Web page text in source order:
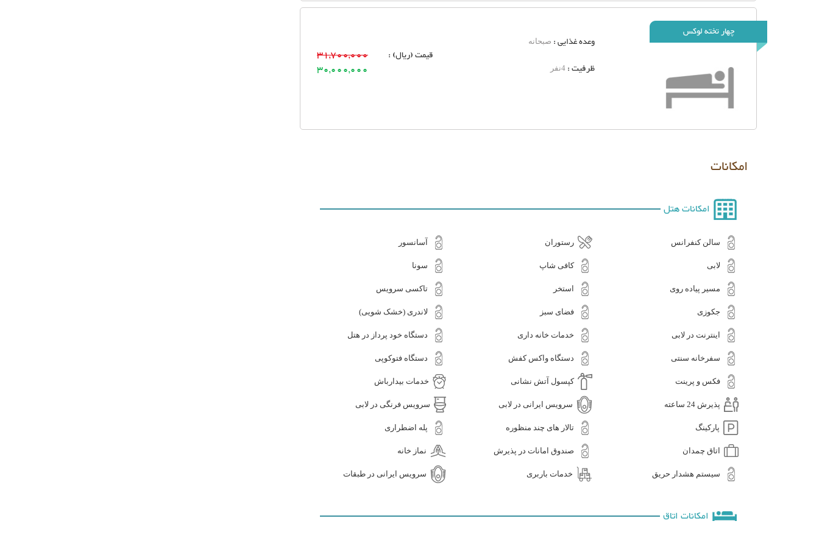
چهار تخته لوکس
وعده غذایی : صبحانه
ظرفیت : 4نفر
قیمت (ریال) :
31,700,000
30,000,000
امکانات
امکانات هتل
سالن کنفرانس رستوران آسانسور
لابی کافی شاپ سونا
مسیر پیاده روی استخر تاکسی سرویس
جکوزی فضای سبز لاندری (خشک شویی)
اینترنت در لابی خدمات خانه داری دستگاه خود پرداز در هتل
سفرخانه سنتی دستگاه واکس کفش دستگاه فتوکوپی
فکس و پرینت کپسول آتش نشانی خدمات بیدارباش
پذیرش 24 ساعته سرویس ایرانی در لابی سرویس فرنگی در لابی
پارکینگ تالار های چند منظوره پله اضطراری
اتاق چمدان صندوق امانات در پذیرش نماز خانه
سیستم هشدار حریق خدمات باربری سرویس ایرانی در طبقات
امکانات اتاق